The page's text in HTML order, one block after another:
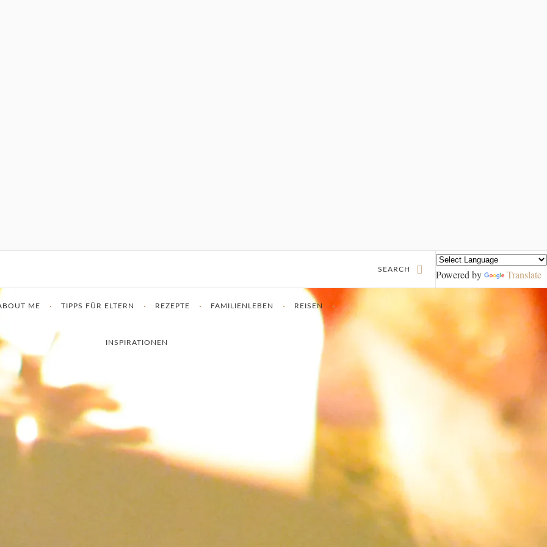
Powered by Translate
SEARCH
ME TIPPS FÜR ELTERN REZEPTE FAMILIENLEBEN REISEN
INSPIRATIONEN